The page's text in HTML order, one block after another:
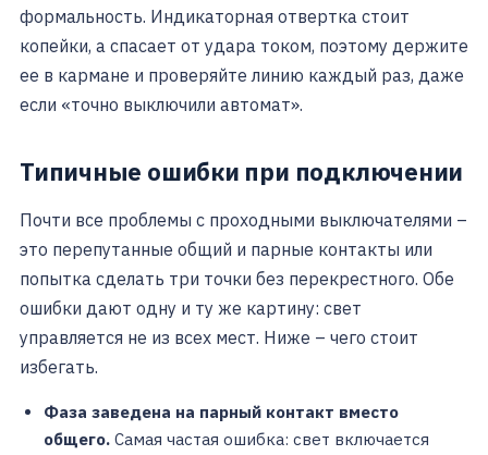
формальность. Индикаторная отвертка стоит
копейки, а спасает от удара током, поэтому держите
ее в кармане и проверяйте линию каждый раз, даже
если «точно выключили автомат».
Типичные ошибки при подключении
Почти все проблемы с проходными выключателями –
это перепутанные общий и парные контакты или
попытка сделать три точки без перекрестного. Обе
ошибки дают одну и ту же картину: свет
управляется не из всех мест. Ниже – чего стоит
избегать.
Фаза заведена на парный контакт вместо
общего. Самая частая ошибка: свет включается